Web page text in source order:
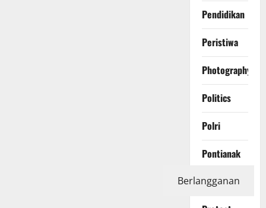
Pendidikan
Peristiwa
Photography
Politics
Polri
Pontianak
Prabumulih
Berlangganan